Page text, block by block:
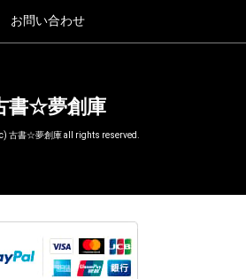
お問い合わせ
書☆夢創庫
古書☆夢創庫 all rights reserved.